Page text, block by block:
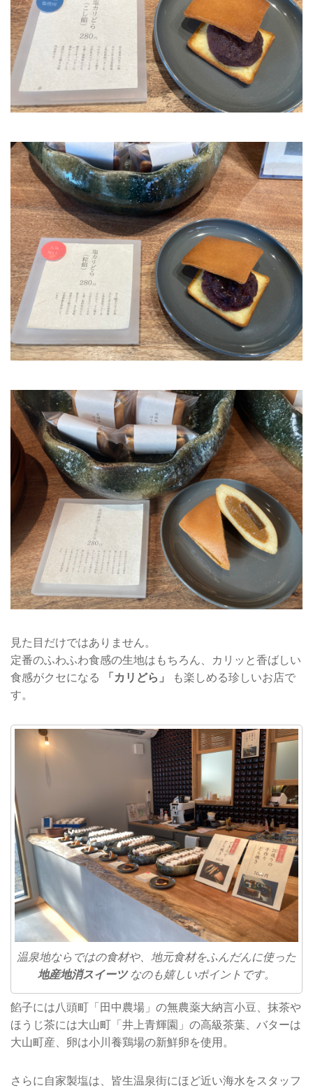
見た目だけではありません。
定番のふわふわ食感の生地はもちろん、カリッと香ばしい
食感がクセになる
「カリどら」
も楽しめる珍しいお店で
す。
温泉地ならではの食材や、地元食材をふんだんに使った
地産地消スイーツなのも嬉しいポイントです。
餡子には八頭町「田中農場」の無農薬大納言小豆、抹茶や
ほうじ茶には大山町「井上青輝園」の高級茶葉、バターは
大山町産、卵は小川養鶏場の新鮮卵を使用。
さらに自家製塩は、皆生温泉街にほど近い海水をスタッフ